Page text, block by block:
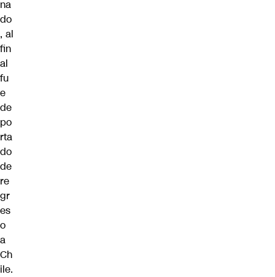
na
do
, al
fin
al
fu
e
de
po
rta
do
de
re
gr
es
o
a
Ch
ile.